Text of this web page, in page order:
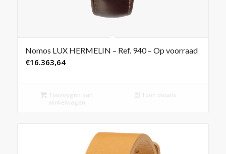
Nomos LUX HERMELIN – Ref. 940 – Op voorraad
€16.363,64
Toevoegen aan
winkelwagen
Toon details